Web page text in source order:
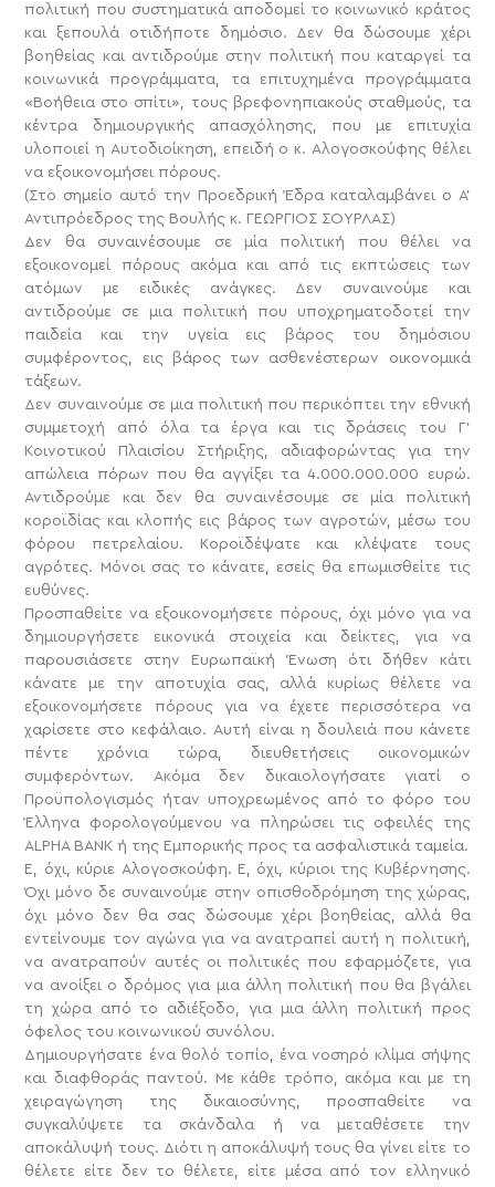
πολιτική που συστηματικά αποδομεί το κοινωνικό κράτος
και ξεπουλά οτιδήποτε δημόσιο. Δεν θα δώσουμε χέρι
βοηθείας και αντιδρούμε στην πολιτική που καταργεί τα
κοινωνικά προγράμματα, τα επιτυχημένα προγράμματα
«Βοήθεια στο σπίτι», τους βρεφονηπιακούς σταθμούς, τα
κέντρα δημιουργικής απασχόλησης, που με επιτυχία
υλοποιεί η Αυτοδιοίκηση, επειδή ο κ. Αλογοσκούφης θέλει
να εξοικονομήσει πόρους.
(Στο σημείο αυτό την Προεδρική Έδρα καταλαμβάνει ο Α’
Αντιπρόεδρος της Βουλής κ. ΓΕΩΡΓΙΟΣ ΣΟΥΡΛΑΣ)
Δεν θα συναινέσουμε σε μία πολιτική που θέλει να
εξοικονομεί πόρους ακόμα και από τις εκπτώσεις των
ατόμων με ειδικές ανάγκες. Δεν συναινούμε και
αντιδρούμε σε μια πολιτική που υποχρηματοδοτεί την
παιδεία και την υγεία εις βάρος του δημόσιου
συμφέροντος, εις βάρος των ασθενέστερων οικονομικά
τάξεων.
Δεν συναινούμε σε μια πολιτική που περικόπτει την εθνική
συμμετοχή από όλα τα έργα και τις δράσεις του Γ’
Κοινοτικού Πλαισίου Στήριξης, αδιαφορώντας για την
απώλεια πόρων που θα αγγίξει τα 4.000.000.000 ευρώ.
Αντιδρούμε και δεν θα συναινέσουμε σε μία πολιτική
κοροϊδίας και κλοπής εις βάρος των αγροτών, μέσω του
φόρου πετρελαίου. Κοροϊδέψατε και κλέψατε τους
αγρότες. Μόνοι σας το κάνατε, εσείς θα επωμισθείτε τις
ευθύνες.
Προσπαθείτε να εξοικονομήσετε πόρους, όχι μόνο για να
δημιουργήσετε εικονικά στοιχεία και δείκτες, για να
παρουσιάσετε στην Ευρωπαϊκή Ένωση ότι δήθεν κάτι
κάνατε με την αποτυχία σας, αλλά κυρίως θέλετε να
εξοικονομήσετε πόρους για να έχετε περισσότερα να
χαρίσετε στο κεφάλαιο. Αυτή είναι η δουλειά που κάνετε
πέντε χρόνια τώρα, διευθετήσεις οικονομικών
συμφερόντων. Ακόμα δεν δικαιολογήσατε γιατί ο
Προϋπολογισμός ήταν υποχρεωμένος από το φόρο του
Έλληνα φορολογούμενου να πληρώσει τις οφειλές της
ALPHA BANK ή της Εμπορικής προς τα ασφαλιστικά ταμεία.
Ε, όχι, κύριε Αλογοσκούφη. Ε, όχι, κύριοι της Κυβέρνησης.
Όχι μόνο δε συναινούμε στην οπισθοδρόμηση της χώρας,
όχι μόνο δεν θα σας δώσουμε χέρι βοηθείας, αλλά θα
εντείνουμε τον αγώνα για να ανατραπεί αυτή η πολιτική,
να ανατραπούν αυτές οι πολιτικές που εφαρμόζετε, για
να ανοίξει ο δρόμος για μια άλλη πολιτική που θα βγάλει
τη χώρα από το αδιέξοδο, για μια άλλη πολιτική προς
όφελος του κοινωνικού συνόλου.
Δημιουργήσατε ένα θολό τοπίο, ένα νοσηρό κλίμα σήψης
και διαφθοράς παντού. Με κάθε τρόπο, ακόμα και με τη
χειραγώγηση της δικαιοσύνης, προσπαθείτε να
συγκαλύψετε τα σκάνδαλα ή να μεταθέσετε την
αποκάλυψή τους. Διότι η αποκάλυψή τους θα γίνει είτε το
θέλετε είτε δεν το θέλετε, είτε μέσα από τον ελληνικό